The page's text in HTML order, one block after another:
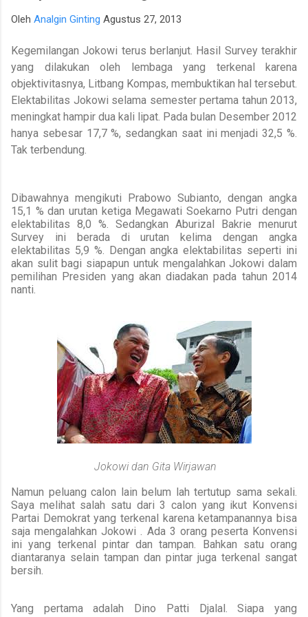
para talenta muda berpotensi tinggi seperti IM Satria Duta
yang diperkuat jajaran Master Internasional Wanita (WIM)
seperti Shafira Devi Herfesa, Laysa Latifah, Ummi Fisabilillah,
dan Chelsea Monica Ignesias Sihite memiliki kedalaman sku...
Oleh Analgin Ginting Agustus 27, 2013
Kegemilangan Jokowi terus berlanjut. Hasil Survey terakhir
yang dilakukan oleh lembaga yang terkenal karena
objektivitasnya, Litbang Kompas, membuktikan hal tersebut.
Elektabilitas Jokowi selama semester pertama tahun 2013,
meningkat hampir dua kali lipat. Pada bulan Desember 2012
hanya sebesar 17,7 %, sedangkan saat ini menjadi 32,5 %.
Tak terbendung.
Dibawahnya mengikuti Prabowo Subianto, dengan angka
15,1 % dan urutan ketiga Megawati Soekarno Putri dengan
elektabilitas 8,0 %. Sedangkan Aburizal Bakrie menurut
Survey ini berada di urutan kelima dengan angka
elektabilitas 5,9 %. Dengan angka elektabilitas seperti ini
akan sulit bagi siapapun untuk mengalahkan Jokowi dalam
pemilihan Presiden yang akan diadakan pada tahun 2014
nanti.
Jokowi dan Gita Wirjawan
Namun peluang calon lain belum lah tertutup sama sekali.
Saya melihat salah satu dari 3 calon yang ikut Konvensi
Partai Demokrat yang terkenal karena ketampanannya bisa
saja mengalahkan Jokowi . Ada 3 orang peserta Konvensi
ini yang terkenal pintar dan tampan.
Bahkan satu orang
diantaranya selain tampan dan pintar juga terkenal sangat
bersih.
Yang pertama adalah Dino Patti Djalal.
Siapa yang